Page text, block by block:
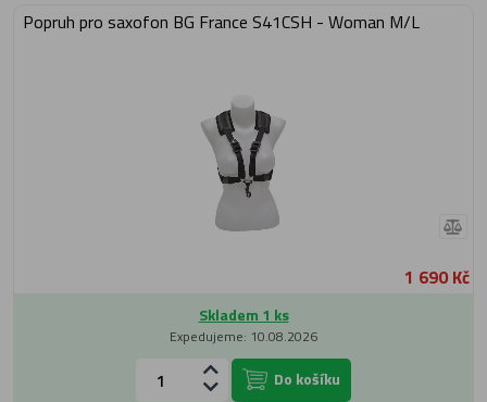
Popruh pro saxofon BG France S41CSH - Woman M/L
1 690 Kč
Skladem 1 ks
Expedujeme: 10.08.2026
Do košíku